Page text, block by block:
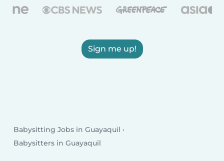
Sign me up!
Babysitting Jobs in Guayaquil
Babysitters in Guayaquil